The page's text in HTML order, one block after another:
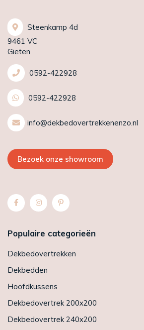
Steenkamp 4d
9461 VC
Gieten
0592-422928
0592-422928
info@dekbedovertrekkenenzo.nl
Bezoek onze showroom
Populaire categorieën
Dekbedovertrekken
Dekbedden
Hoofdkussens
Dekbedovertrek 200x200
Dekbedovertrek 240x200